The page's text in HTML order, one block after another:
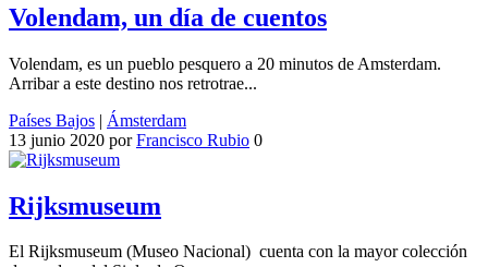
Volendam, un día de cuentos
Volendam, es un pueblo pesquero a 20 minutos de Amsterdam.
Arribar a este destino nos retrotrae...
Países Bajos | Ámsterdam
13 junio 2020 porFrancisco Rubio 0
Rijksmuseum
El Rijksmuseum (Museo Nacional) cuenta con la mayor colección